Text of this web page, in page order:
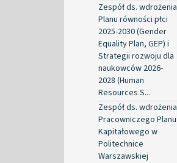
Zespół ds. wdrożenia
Planu równości płci
2025-2030 (Gender
Equality Plan, GEP) i
Strategii rozwoju dla
naukowców 2026-
2028 (Human
Resources S...
Zespół ds. wdrożenia
Pracowniczego Planu
Kapitałowego w
Politechnice
Warszawskiej